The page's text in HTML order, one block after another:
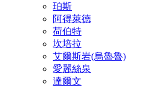
珀斯
阿得萊德
荷伯特
坎培拉
艾爾斯岩(烏魯魯)
愛麗絲泉
達爾文